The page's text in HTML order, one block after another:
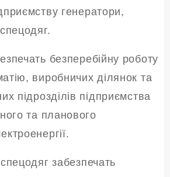
генератори,
безперебійну роботу
виробничих ділянок та
підрозділів підприємства
та планового
забезпечать